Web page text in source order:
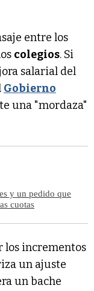
entre los
colegios. Si
salarial del
Gobierno
una "mordaza"
y un pedido que
cuotas
incrementos
un ajuste
un bache